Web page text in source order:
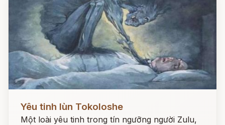
Yêu tinh lùn Tokoloshe
Một loài yêu tinh trong tín ngưỡng người Zulu,